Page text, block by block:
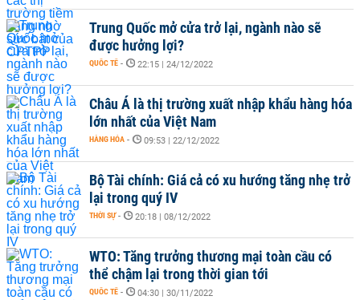
Trung Quốc mở cửa trở lại, ngành nào sẽ
được hưởng lợi?
QUỐC TẾ - 22:15 | 24/12/2022
Châu Á là thị trường xuất nhập khẩu hàng hóa
lớn nhất của Việt Nam
HÀNG HÓA - 09:53 | 22/12/2022
Bộ Tài chính: Giá cả có xu hướng tăng nhẹ trở
lại trong quý IV
THỜI SỰ - 20:18 | 08/12/2022
WTO: Tăng trưởng thương mại toàn cầu có
thể chậm lại trong thời gian tới
QUỐC TẾ - 04:30 | 30/11/2022